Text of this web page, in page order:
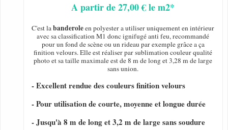
A partir de 27,00 € le m2*
C'est labanderoleen polyester a utiliser uniquement en intérieur
avec sa classification M1 donc ignifugé anti feu, recommandé
pour un fond de scène ou un rideau par exemple grâce a ça
finition velours. Elle est réaliser par sublimation couleur qualité
photo et sa taille maximale est de 8 m de long et 3,28 m de large
sans union.
- Excellent rendue des couleurs finition velours
- Pour utilisation de courte, moyenne et longue durée
- Jusqu'à 8 m de long et 3,2 m de large sans soudure